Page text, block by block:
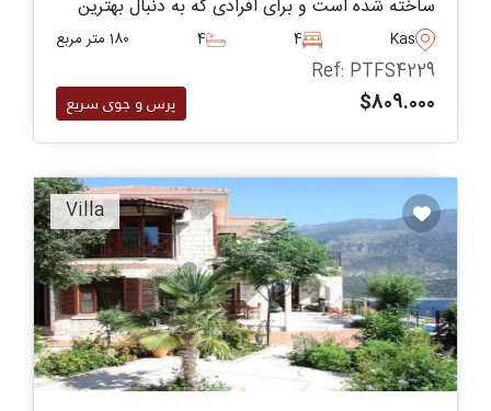
ساخته شده است و برای افرادی که به دنبال بهترین
املاک و مستغلات در شبه جزیره میباشند - کاملا مبله -
با قیمت عالی به فروش می رسد.
Kas
4
4 180 متر مربع
Ref: PTFS4229
$809.000 پرس و جوی سریع
Villa